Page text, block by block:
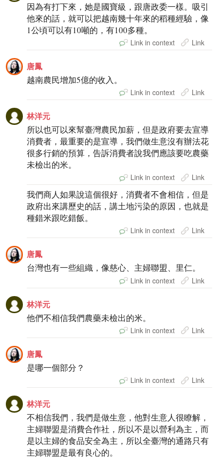
因為有打下來，她是國寶級，跟唐政委一樣。吸引
他來的話，就可以把越南幾十年來的稻種經驗，像
1公頃可以有10噸的，有100多種。
Link in context Link
唐鳳
越南農民增加5億的收入。
Link in context Link
林洋元
所以也可以來幫臺灣農民加薪，但是政府要去宣導
消費者，最重要的是宣導，我們做生意沒有辦法花
很多行銷的預算，告訴消費者說我們應該要吃農藥
未檢出的米。
Link in context Link
我們商人如果說這個很好，消費者不會相信，但是
政府出來講歷史的話，講土地污染的原因，也就是
種錯米跟吃錯飯。
Link in context Link
唐鳳
台灣也有一些組織，像慈心、主婦聯盟、里仁。
Link in context Link
林洋元
他們不相信我們農藥未檢出的米。
Link in context Link
唐鳳
是哪一個部分？
Link in context Link
林洋元
不相信我們，我們是做生意，他對生意人很瞭解，
主婦聯盟是消費合作社，所以不是以營利為主，而
是以主婦的食品安全為主，所以全臺灣的通路只有
主婦聯盟是最有良心的。